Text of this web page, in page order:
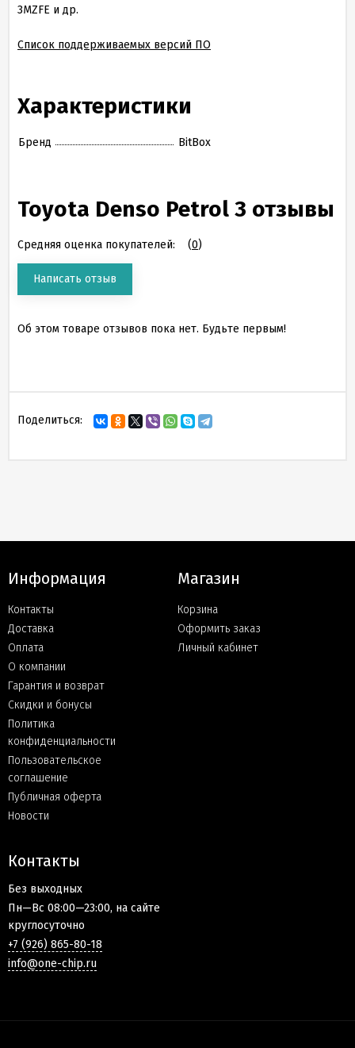
3MZFE и др.
Список поддерживаемых версий ПО
Характеристики
Бренд BitBox
Toyota Denso Petrol 3 отзывы
Средняя оценка покупателей: (0)
Написать отзыв
Об этом товаре отзывов пока нет. Будьте первым!
Поделиться:
Информация
Контакты
Доставка
Оплата
О компании
Гарантия и возврат
Скидки и бонусы
Политика
конфиденциальности
Пользовательское
соглашение
Публичная оферта
Новости
Магазин
Корзина
Оформить заказ
Личный кабинет
Контакты
Без выходных
Пн—Вс 08:00—23:00, на сайте
круглосуточно
+7 (926) 865-80-18
info@one-chip.ru